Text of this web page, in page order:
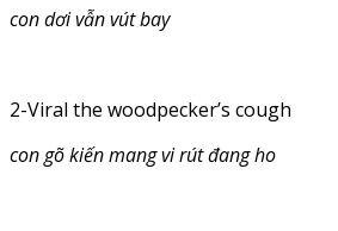
con dơi vẫn vút bay
2-Viral the woodpecker’s cough
con gõ kiến mang vi rút đang ho